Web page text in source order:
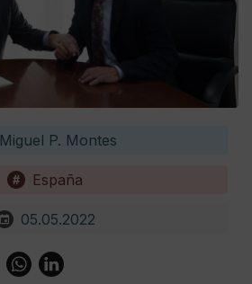
Miguel P. Montes
España
05.05.2022